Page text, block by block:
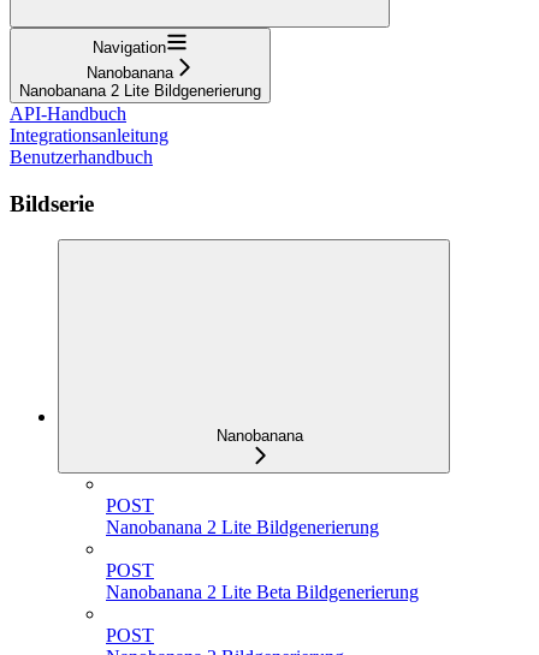
Navigation
Nanobanana
Nanobanana 2 Lite Bildgenerierung
API-Handbuch
Integrationsanleitung
Benutzerhandbuch
Bildserie
Nanobanana
POST
Nanobanana 2 Lite Bildgenerierung
POST
Nanobanana 2 Lite Beta Bildgenerierung
POST